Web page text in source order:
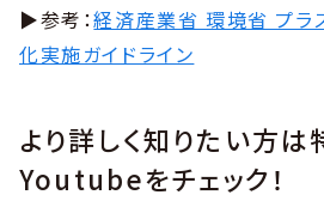
▶︎参考：経済産業省 環境省 プラ
化実施ガイドライン
より詳しく知りたい方は
Youtubeをチェック！